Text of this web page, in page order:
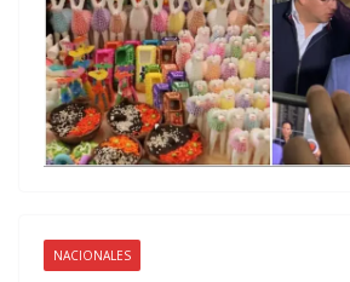
NACIONALES